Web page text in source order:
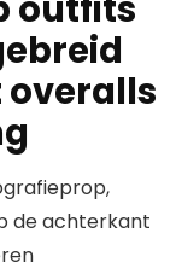
outfits
de achterkant